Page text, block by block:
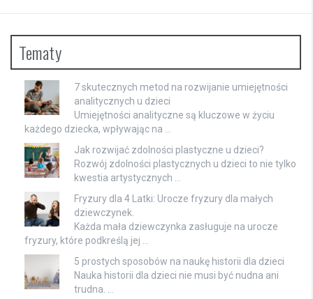
Tematy
7 skutecznych metod na rozwijanie umiejętności
analitycznych u dzieci
Umiejętności analityczne są kluczowe w życiu
każdego dziecka, wpływając na …
Jak rozwijać zdolności plastyczne u dzieci?
Rozwój zdolności plastycznych u dzieci to nie tylko
kwestia artystycznych …
Fryzury dla 4 Latki: Urocze fryzury dla małych
dziewczynek.
Każda mała dziewczynka zasługuje na urocze
fryzury, które podkreślą jej …
5 prostych sposobów na naukę historii dla dzieci
Nauka historii dla dzieci nie musi być nudna ani
trudna. …